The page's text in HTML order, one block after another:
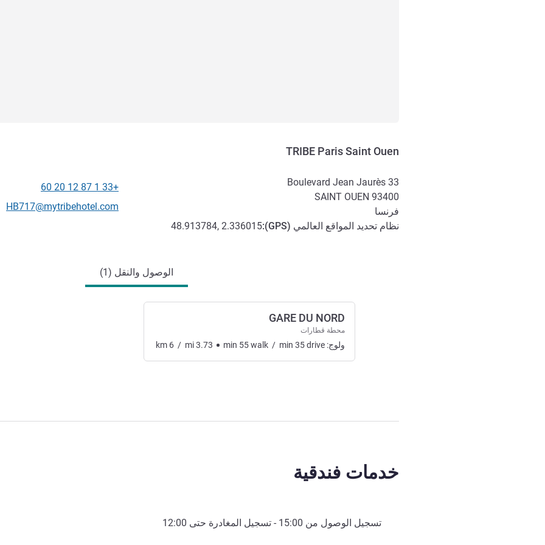
TRIBE Paris Saint Ouen
33 Boulevard Jean Jaurès
93400
SAINT OUEN
فرنسا
نظام تحديد المواقع العالمي (GPS
):
48.913784, 2.336015
الهاتف
+33 1 87 12 20 60
تواصل معنا عبر البريد
HB717@mytribehotel.com
الوصول والنقل (1)
GARE DU NORD
محطة قطارات
ولوج: km 6 / mi3.73 min 55walk / min 35drive
خدمات فندقية
تسجيل الوصول من 15:00 - تسجيل المغادرة حتى 12:00